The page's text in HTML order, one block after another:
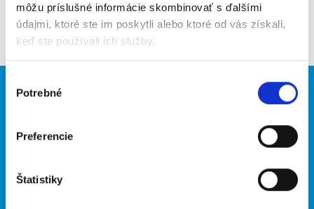
môžu príslušné informácie skombinovať s ďalšími
údajmi, ktoré ste im poskytli alebo ktoré od vás získali,
keď ste používali ich služby.
súhlasu
Potrebné
Preferencie
Štatistiky
Späť
Brigádnici
Hľadané brigády
O portáli Naše ďalšie projekty